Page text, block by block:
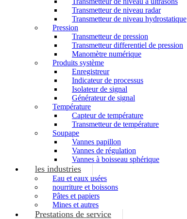
Transmetteur de niveau radar
Transmetteur de niveau hydrostatique
Pression
Transmetteur de pression
Transmetteur differentiel de pression
Manomètre numérique
Produits système
Enregistreur
Indicateur de processus
Isolateur de signal
Générateur de signal
Température
Capteur de température
Transmetteur de température
Soupape
Vannes papillon
Vannes de régulation
Vannes à boisseau sphérique
les industries
Eau et eaux usées
nourriture et boissons
Pâtes et papiers
Mines et autres
Prestations de service